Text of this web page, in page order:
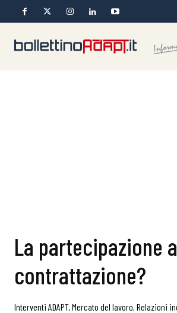
La partecipazione
contrattazione?
Interventi ADAPT, Mercato del lavoro, Relazioni